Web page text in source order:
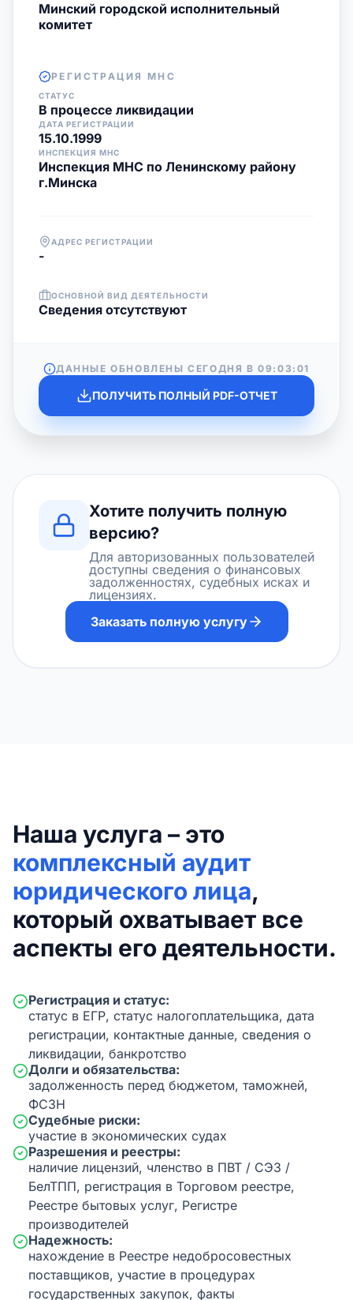
Минский городской исполнительный
комитет
РЕГИСТРАЦИЯ МНС
СТАТУС
В процессе ликвидации
ДАТА РЕГИСТРАЦИИ
15.10.1999
ИНСПЕКЦИЯ МНС
Инспекция МНС по Ленинскому району
г.Минска
АДРЕС РЕГИСТРАЦИИ
-
ОСНОВНОЙ ВИД ДЕЯТЕЛЬНОСТИ
Cведения отсутствуют
ДАННЫЕ ОБНОВЛЕНЫ СЕГОДНЯ В09:03:01
ПОЛУЧИТЬ ПОЛНЫЙ PDF-ОТЧЕТ
Хотите получить полную
версию?
Для авторизованных пользователей
доступны сведения о финансовых
задолженностях, судебных исках и
лицензиях.
Заказать полную услугу
Наша услуга – это
комплексный аудит
юридического лица,
который охватывает все
аспекты его деятельности.
Регистрация и статус:
статус в ЕГР, статус налогоплательщика, дата
регистрации, контактные данные, сведения о
ликвидации, банкротство
Долги и обязательства:
задолженность перед бюджетом, таможней,
ФСЗН
Судебные риски:
участие в экономических судах
Разрешения и реестры:
наличие лицензий, членство в ПВТ / СЭЗ /
БелТПП, регистрация в Торговом реестре,
Реестре бытовых услуг, Регистре
производителей
Надежность:
нахождение в Реестре недобросовестных
поставщиков, участие в процедурах
государственных закупок, факты